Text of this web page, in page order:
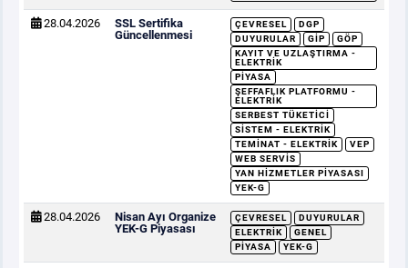
28.04.2026
SSL Sertifika
Güncellenmesi
ÇEVRESEL
DGP
DUYURULAR
GİP
GÖP
KAYIT VE UZLAŞTIRMA -
ELEKTRIK
PIYASA
ŞEFFAFLIK PLATFORMU -
ELEKTRIK
SERBEST TÜKETICI
SISTEM - ELEKTRIK
TEMINAT - ELEKTRIK
VEP
WEB SERVIS
YAN HIZMETLER PIYASASI
YEK-G
28.04.2026
Nisan Ayı Organize
YEK-G Piyasası
ÇEVRESEL
DUYURULAR
ELEKTRIK
GENEL
PIYASA
YEK-G